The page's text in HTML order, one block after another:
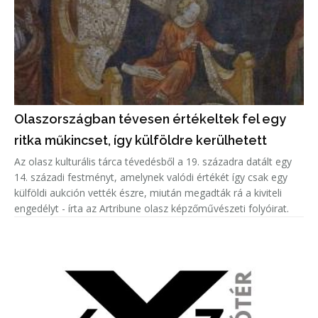
Olaszországban tévesen értékeltek fel egy
ritka műkincset, így külföldre kerülhetett
Az olasz kulturális tárca tévedésből a 19. századra datált egy
14. századi festményt, amelynek valódi értékét így csak egy
külföldi aukción vették észre, miután megadták rá a kiviteli
engedélyt - írta az Artribune olasz képzőművészeti folyóirat.